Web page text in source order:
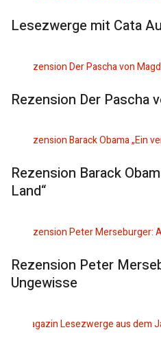
Lesezwerge mit Cata
Rezension Der Pascha
Rezension Barack
Land“
Rezension Peter
Ungewisse